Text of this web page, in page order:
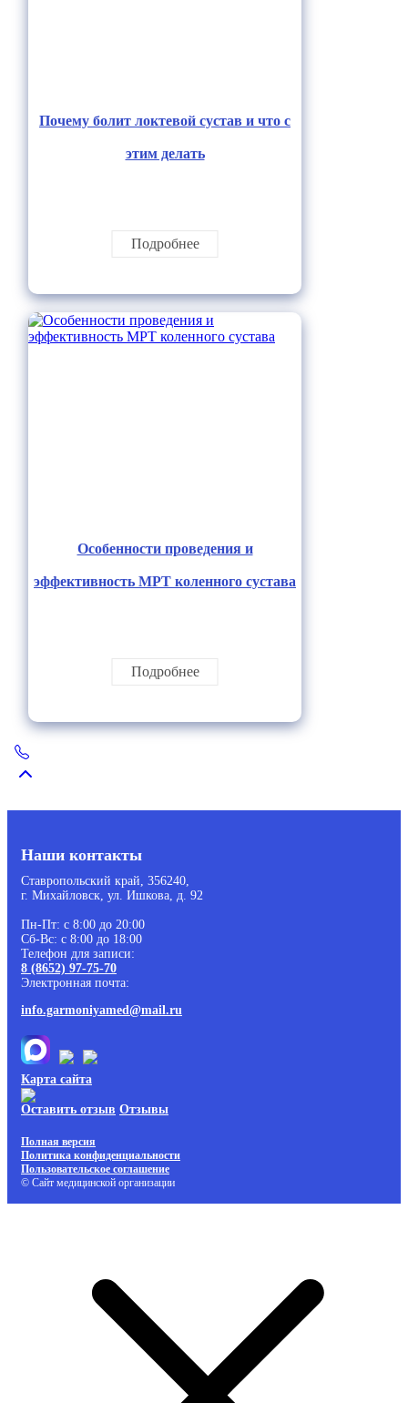
Почему болит локтевой сустав и что с
этим делать
Подробнее
Особенности проведения и
эффективность МРТ коленного сустава
Подробнее
Наши контакты
Ставропольский край, 356240,
г. Михайловск, ул. Ишкова, д. 92
Пн-Пт: с 8:00 до 20:00
Сб-Вс: с 8:00 до 18:00
Телефон для записи:
8 (8652) 97-75-70
Электронная почта:
info.garmoniyamed@mail.ru
Карта сайта
Оставить отзыв Отзывы
Полная версия
Политика конфиденциальности
Пользовательское соглашение
© Сайт медицинской организации